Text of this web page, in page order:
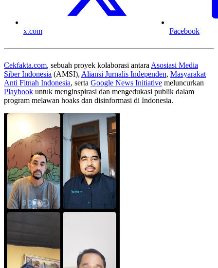
x.com Facebook
Cekfakta.com, sebuah proyek kolaborasi antaraAsosiasi Media
Siber Indonesia (AMSI), Aliansi Jurnalis Independen, Masyarakat
Anti Fitnah Indonesia, serta Google News Initiative meluncurkan
Playbook untuk menginspirasi dan mengedukasi publik dalam
program melawan hoaks dan disinformasi di Indonesia.